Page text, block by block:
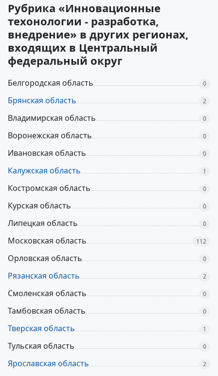
Рубрика «Инновационные
техонологии - разработка,
внедрение» в других регионах,
входящих в Центральный
федеральный округ
Белгородская область 0
Брянская область 2
Владимирская область 0
Воронежская область 0
Ивановская область 0
Калужская область 1
Костромская область 0
Курская область 0
Липецкая область 0
Московская область 112
Орловская область 0
Рязанская область 2
Смоленская область 0
Тамбовская область 0
Тверская область 1
Тульская область 0
Ярославская область 2